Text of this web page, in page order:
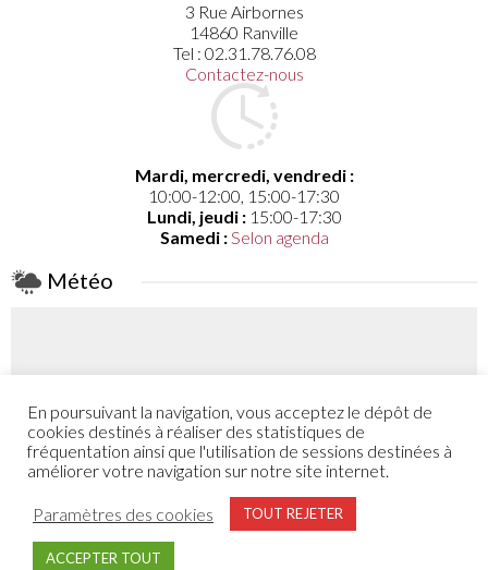
3 Rue Airbornes
14860 Ranville
Tel : 02.31.78.76.08
Contactez-nous
Mardi, mercredi, vendredi :
10:00-12:00, 15:00-17:30
Lundi, jeudi :15:00-17:30
Samedi :Selon agenda
Météo
Coefficient
46
En poursuivant la navigation, vous acceptez le dépôt de
cookies destinés à réaliser des statistiques de
fréquentation ainsi que l'utilisation de sessions destinées à
améliorer votre navigation sur notre site internet.
Paramètres des cookies TOUT REJETER
ACCEPTER TOUT